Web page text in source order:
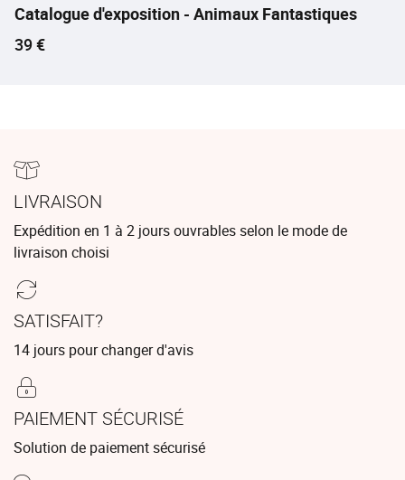
Catalogue d'exposition - Animaux Fantastiques
Prix ​​actuel
39 €
LIVRAISON
Expédition en 1 à 2 jours ouvrables selon le mode de
livraison choisi
SATISFAIT?
14 jours pour changer d'avis
PAIEMENT SÉCURISÉ
Solution de paiement sécurisé